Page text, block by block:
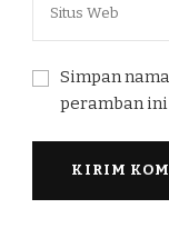
Simpan
peramban